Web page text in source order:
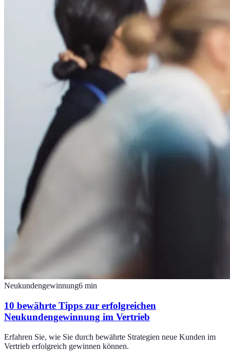
Neukundengewinnung6 min
10 bewährte Tipps zur erfolgreichen
Neukundengewinnung im Vertrieb
Erfahren Sie, wie Sie durch bewährte Strategien neue Kunden im
Vertrieb erfolgreich gewinnen können.